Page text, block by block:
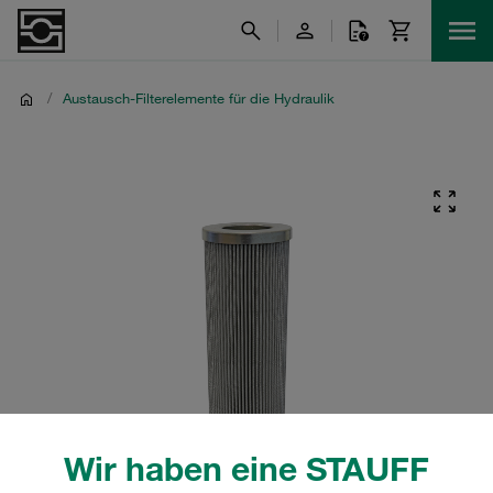
Wir haben eine STAUFF
/ Austausch-Filterelemente für die Hydraulik